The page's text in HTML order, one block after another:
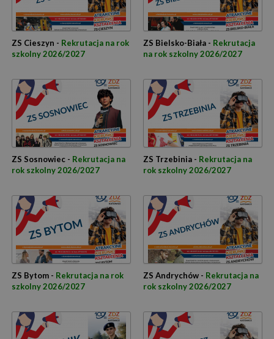
ZS Cieszyn - Rekrutacja na rok
szkolny 2026/2027
ZS Bielsko-Biała - Rekrutacja
na rok szkolny 2026/2027
ZS Sosnowiec - Rekrutacja na
rok szkolny 2026/2027
ZS Trzebinia - Rekrutacja na
rok szkolny 2026/2027
ZS Bytom - Rekrutacja na rok
szkolny 2026/2027
ZS Andrychów - Rekrutacja na
rok szkolny 2026/2027